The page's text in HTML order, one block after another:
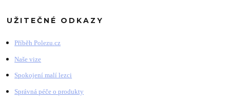
UŽITEČNÉ ODKAZY
Příběh Polezu.cz
Naše vize
Spokojení malí lezci
Správná péče o produkty